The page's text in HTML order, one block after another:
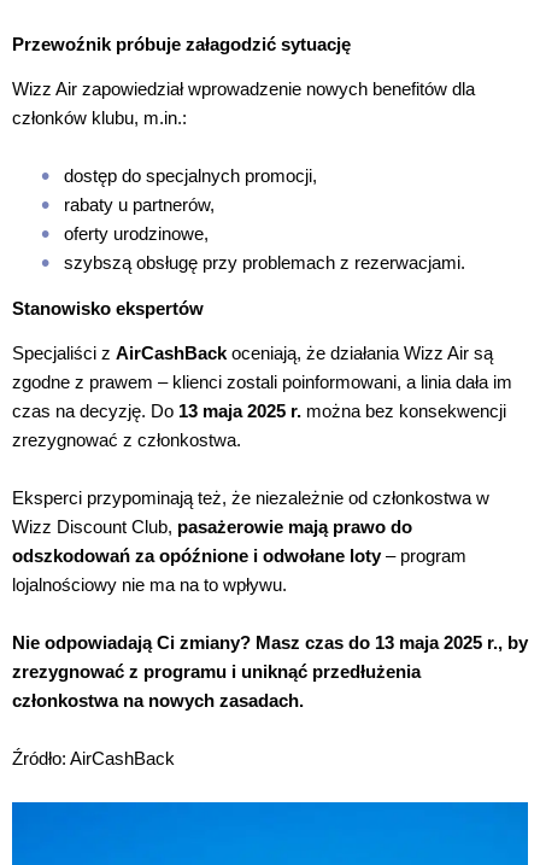
Przewoźnik próbuje załagodzić sytuację
Wizz Air zapowiedział wprowadzenie nowych benefitów dla
członków klubu, m.in.:
dostęp do specjalnych promocji,
rabaty u partnerów,
oferty urodzinowe,
szybszą obsługę przy problemach z rezerwacjami.
Stanowisko ekspertów
Specjaliści z AirCashBack oceniają, że działania Wizz Air są
zgodne z prawem – klienci zostali poinformowani, a linia dała im
czas na decyzję. Do 13 maja 2025 r. można bez konsekwencji
zrezygnować z członkostwa.
Eksperci przypominają też, że niezależnie od członkostwa w
Wizz Discount Club, pasażerowie mają prawo do
odszkodowań za opóźnione i odwołane loty– program
lojalnościowy nie ma na to wpływu.
Nie odpowiadają Ci zmiany? Masz czas do 13 maja 2025 r., by
zrezygnować z programu i uniknąć przedłużenia
członkostwa na nowych zasadach.
Źródło: AirCashBack